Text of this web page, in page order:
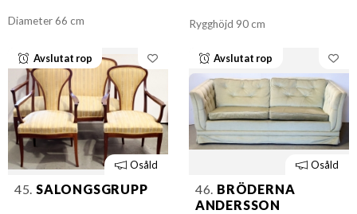
Diameter 66 cm Rygghöjd 90 cm
Avslutat rop
Osåld
45. SALONGSGRUPP
Avslutat rop
Osåld
46. BRÖDERNA
ANDERSSON